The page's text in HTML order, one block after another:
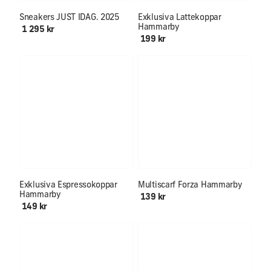
Sneakers JUST IDAG. 2025
1 295 kr
Exklusiva Lattekoppar
Hammarby
199 kr
Exklusiva Espressokoppar
Hammarby
149 kr
Multiscarf Forza Hammarby
139 kr